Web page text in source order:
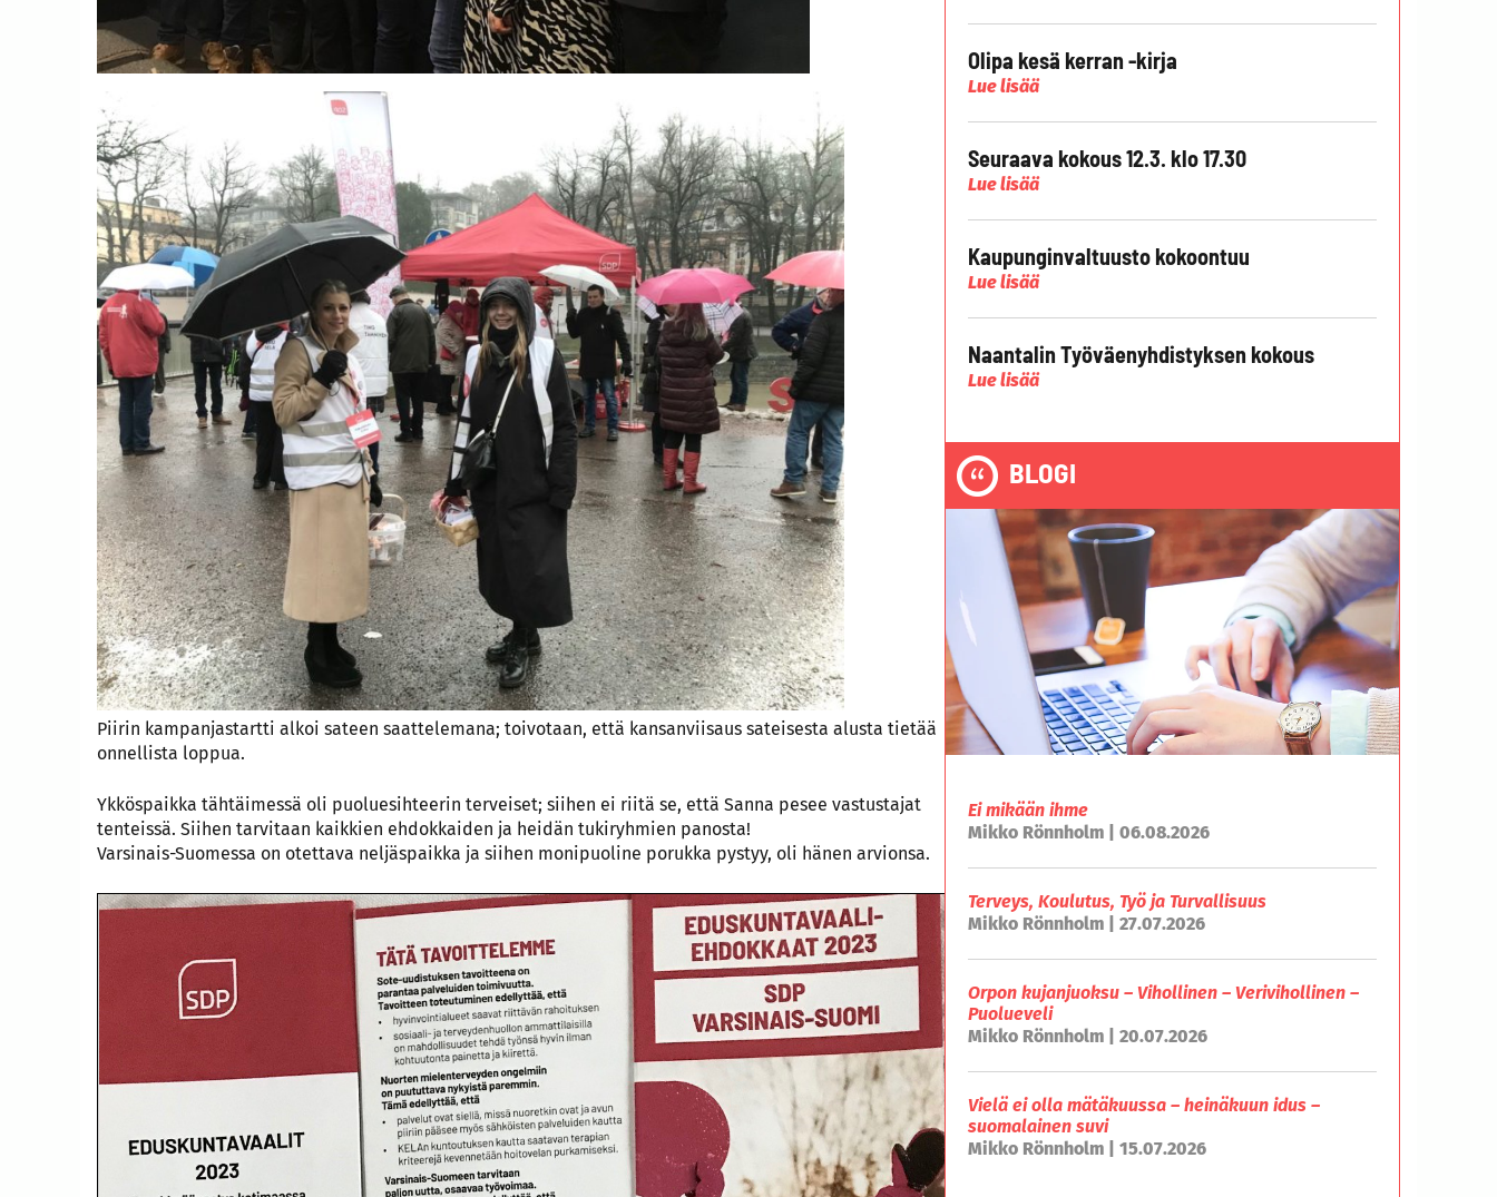
Piirin kampanjastartti alkoi sateen saattelemana; toivotaan, että kansanviisaus sateisesta alusta tietää
onnellista loppua.
Ykköspaikka tähtäimessä oli puoluesihteerin terveiset; siihen ei riitä se, että Sanna pesee vastustajat
tenteissä. Siihen tarvitaan kaikkien ehdokkaiden ja heidän tukiryhmien panosta!
Varsinais-Suomessa on otettava neljäspaikka ja siihen monipuoline porukka pystyy, oli hänen arvionsa.
Olipa kesä kerran -kirja
Lue lisää
Seuraava kokous 12.3. klo 17.30
Lue lisää
Kaupunginvaltuusto kokoontuu
Lue lisää
Naantalin Työväenyhdistyksen kokous
Lue lisää
BLOGI
Ei mikään ihme
Mikko Rönnholm | 06.08.2026
Terveys, Koulutus, Työ ja Turvallisuus
Mikko Rönnholm | 27.07.2026
Orpon kujanjuoksu – Vihollinen – Verivihollinen –
Puolueveli
Mikko Rönnholm | 20.07.2026
Vielä ei olla mätäkuussa – heinäkuun idus –
suomalainen suvi
Mikko Rönnholm | 15.07.2026